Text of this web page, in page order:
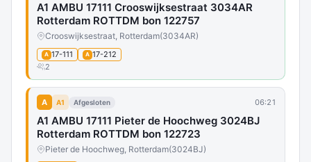
A1 AMBU 17111 Crooswijksestraat 3034AR
Rotterdam ROTTDM bon 122757
Crooswijksestraat, Rotterdam(3034AR)
A 17-111 A 17-212
2
A A1 Afgesloten 06:21
A1 AMBU 17111 Pieter de Hoochweg 3024BJ
Rotterdam ROTTDM bon 122723
Pieter de Hoochweg, Rotterdam(3024BJ)